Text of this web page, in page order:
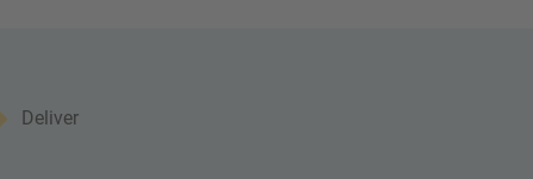
Deliver